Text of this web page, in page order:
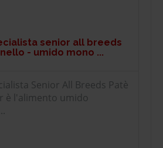
senior all breeds
- umido mono ...
Senior All Breeds Patè
è l'alimento umido